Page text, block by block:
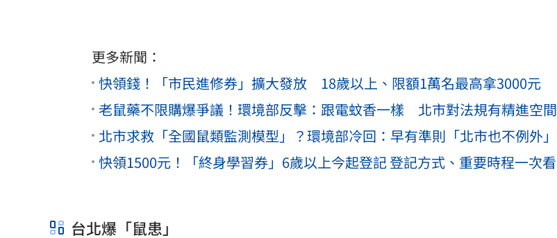
更多新聞：
快領錢！「市民進修券」擴大發放 18歲以上、限額1萬名最高拿3000元
老鼠藥不限購爆爭議！環境部反擊：跟電蚊香一樣 北市對法規有精進空間
北市求救「全國鼠類監測模型」？環境部冷回：早有準則「北市也不例外」
快領1500元！「終身學習券」6歲以上今起登記 登記方式、重要時程一次看
台北爆「鼠患」